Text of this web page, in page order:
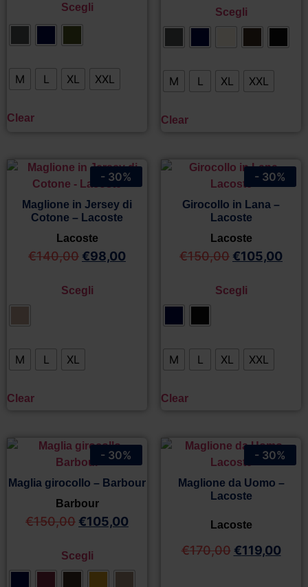
Scegli
M L XL XXL
Clear
Scegli
M L XL XXL
Clear
Maglione in Jersey di
Cotone – Lacoste
Lacoste
€140,00 €98,00
Scegli
M L XL
Clear
- 30%
Girocollo in Lana –
Lacoste
Lacoste
€150,00 €105,00
Scegli
M L XL XXL
Clear
- 30%
Maglia girocollo – Barbour
Barbour
€150,00 €105,00
Scegli
- 30%
Maglione da Uomo –
Lacoste
Lacoste
€170,00 €119,00
- 30%